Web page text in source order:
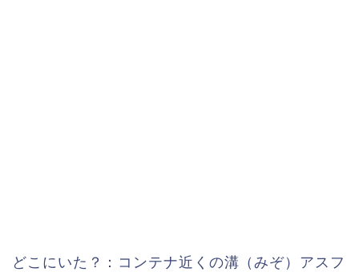
どこにいた？：コンテナ近くの溝（みぞ）アスフ